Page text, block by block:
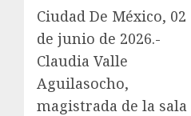
Ciudad De México, 02
de junio de 2026.-
Claudia Valle
Aguilasocho,
magistrada de la sala